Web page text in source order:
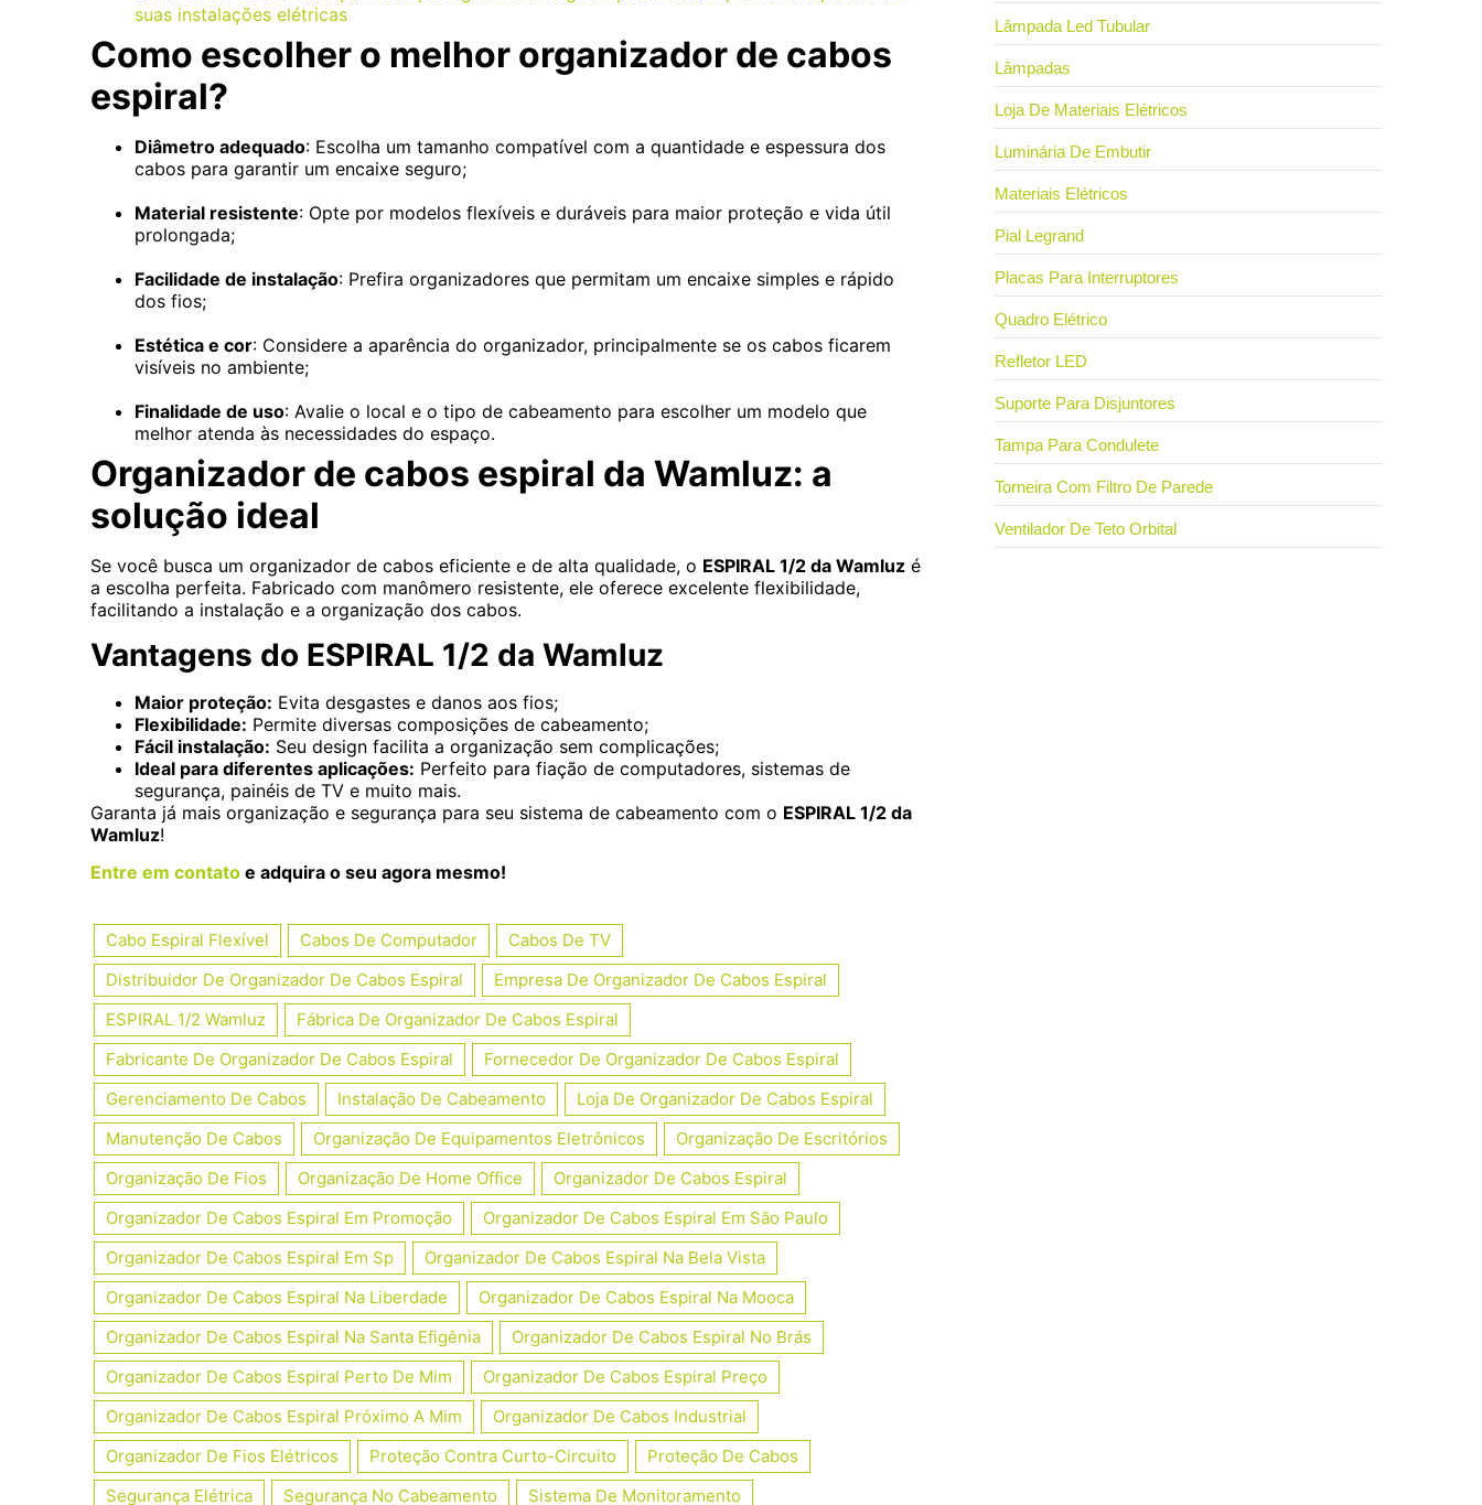
suas instalações elétricas
Como escolher o melhor organizador de cabos
espiral?
Diâmetro adequado: Escolha um tamanho compatível com a quantidade e espessura dos
cabos para garantir um encaixe seguro;
Material resistente: Opte por modelos flexíveis e duráveis para maior proteção e vida útil
prolongada;
Facilidade de instalação: Prefira organizadores que permitam um encaixe simples e rápido
dos fios;
Estética e cor: Considere a aparência do organizador, principalmente se os cabos ficarem
visíveis no ambiente;
Finalidade de uso: Avalie o local e o tipo de cabeamento para escolher um modelo que
melhor atenda às necessidades do espaço.
Organizador de cabos espiral da Wamluz: a
solução ideal
Se você busca um organizador de cabos eficiente e de alta qualidade, o ESPIRAL 1/2 da Wamluz é
a escolha perfeita. Fabricado com manômero resistente, ele oferece excelente flexibilidade,
facilitando a instalação e a organização dos cabos.
Vantagens do ESPIRAL 1/2 da Wamluz
Maior proteção: Evita desgastes e danos aos fios;
Flexibilidade: Permite diversas composições de cabeamento;
Fácil instalação: Seu design facilita a organização sem complicações;
Ideal para diferentes aplicações: Perfeito para fiação de computadores, sistemas de
segurança, painéis de TV e muito mais.
Garanta já mais organização e segurança para seu sistema de cabeamento com o ESPIRAL 1/2 da
Wamluz!
Entre em contato e adquira o seu agora mesmo!
Cabo Espiral Flexível Cabos De Computador
Cabos De TV
Distribuidor De Organizador De Cabos Espiral
Empresa De Organizador De Cabos Espiral
ESPIRAL 1/2 Wamluz
Fábrica De Organizador De Cabos Espiral
Fabricante De Organizador De Cabos Espiral
Fornecedor De Organizador De Cabos Espiral
Gerenciamento De Cabos
Instalação De Cabeamento
Loja De Organizador De Cabos Espiral
Manutenção De Cabos
Organização De Equipamentos Eletrônicos
Organização De Escritórios
Organização De Fios
Organização De Home Office
Organizador De Cabos Espiral
Organizador De Cabos Espiral Em Promoção
Organizador De Cabos Espiral Em São Paulo
Organizador De Cabos Espiral Em Sp
Organizador De Cabos Espiral Na Bela Vista
Organizador De Cabos Espiral Na Liberdade
Organizador De Cabos Espiral Na Mooca
Organizador De Cabos Espiral Na Santa Efigênia
Organizador De Cabos Espiral No Brás
Organizador De Cabos Espiral Perto De Mim
Organizador De Cabos Espiral Preço
Organizador De Cabos Espiral Próximo A Mim
Organizador De Cabos Industrial
Organizador De Fios Elétricos
Proteção Contra Curto-Circuito
Proteção De Cabos
Segurança Elétrica
Segurança No Cabeamento Sistema De Monitoramento
Lâmpada Led Tubular
Lâmpadas
Loja De Materiais Elétricos
Luminária De Embutir
Materiais Elétricos
Pial Legrand
Placas Para Interruptores
Quadro Elétrico
Refletor LED
Suporte Para Disjuntores
Tampa Para Condulete
Torneira Com Filtro De Parede
Ventilador De Teto Orbital